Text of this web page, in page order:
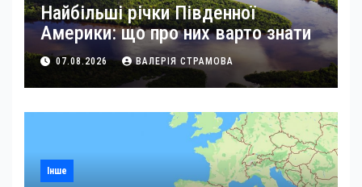
Найбільші річки Південної
Америки: що про них варто знати
07.08.2026 ВАЛЕРІЯ СТРАМОВА
Інше